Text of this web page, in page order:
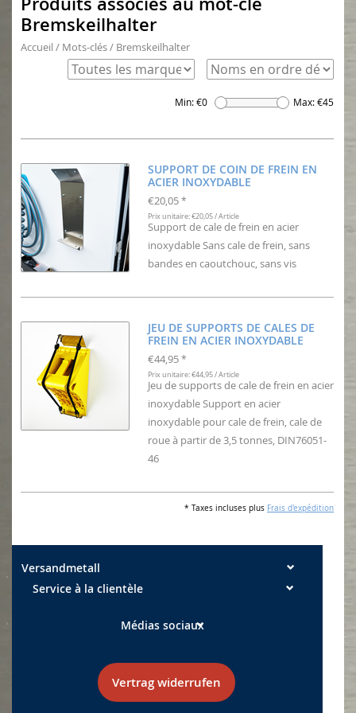
Bremskeilhalter
Accueil / Mots-clés/ Bremskeilhalter
Min: €0 Max: €45
SUPPORT DE COIN DE FREIN EN
ACIER INOXYDABLE
€20,05 *
Prix unitaire: €20,05 / Article
Support de cale de frein en acier
inoxydable Sans cale de frein, sans
bandes en caoutchouc, sans vis
JEU DE SUPPORTS DE CALES DE
FREIN EN ACIER INOXYDABLE
€44,95 *
Prix unitaire: €44,95 / Article
Jeu de supports de cale de frein en acier
inoxydable Support en acier
inoxydable pour cale de frein, cale de
roue à partir de 3,5 tonnes, DIN76051-
46
* Taxes incluses plus Frais d'expédition
Versandmetall
Service à la clientèle
Médias sociaux
Vertrag widerrufen